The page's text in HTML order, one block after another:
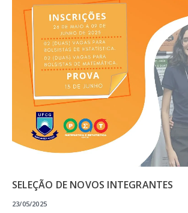
SELEÇÃO DE NOVOS INTEGRANTES
23/05/2025